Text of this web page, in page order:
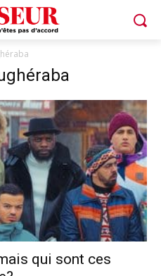
qui sont ces